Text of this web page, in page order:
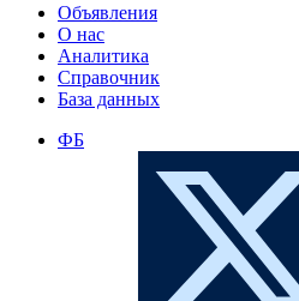
Объявления
О нас
Аналитика
Справочник
База данных
ФБ